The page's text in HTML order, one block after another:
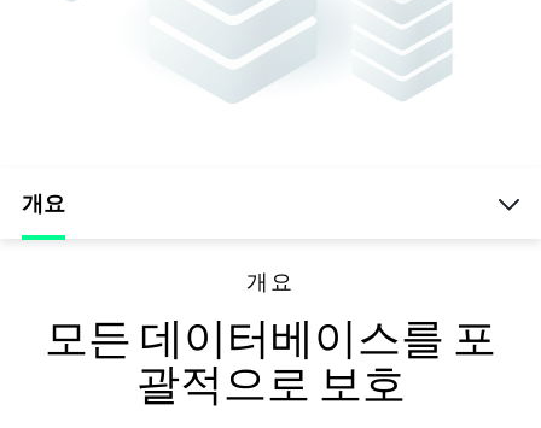
개요
개요
모든 데이터베이스를 포
괄적으로 보호